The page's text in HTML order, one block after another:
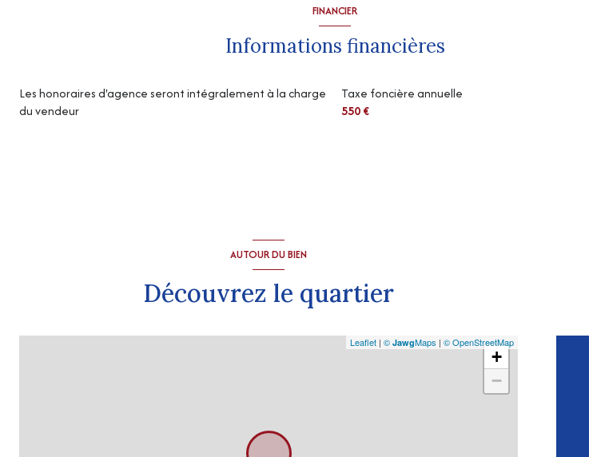
FINANCIER
Informations financières
Les honoraires d'agence seront intégralement à la charge
du vendeur
Taxe foncière annuelle
550 €
AUTOUR DU BIEN
Découvrez le quartier
+
−
Leaflet | © JawgMaps | © OpenStreetMap